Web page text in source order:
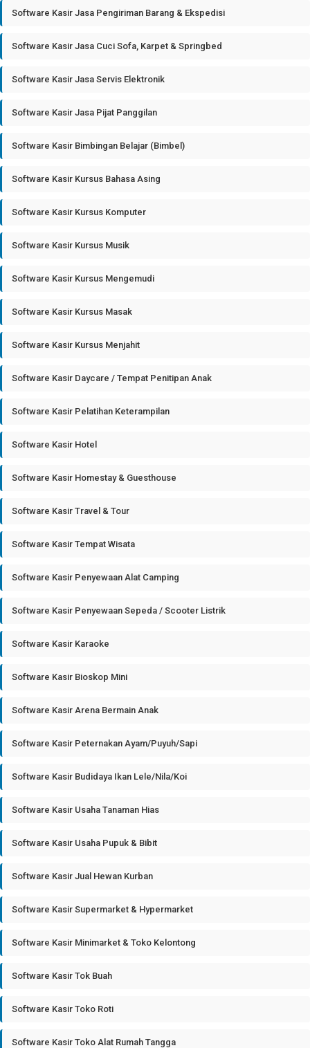
Software Kasir Jasa Pengiriman Barang & Ekspedisi
Software Kasir Jasa Cuci Sofa, Karpet & Springbed
Software Kasir Jasa Servis Elektronik
Software Kasir Jasa Pijat Panggilan
Software Kasir Bimbingan Belajar (Bimbel)
Software Kasir Kursus Bahasa Asing
Software Kasir Kursus Komputer
Software Kasir Kursus Musik
Software Kasir Kursus Mengemudi
Software Kasir Kursus Masak
Software Kasir Kursus Menjahit
Software Kasir Daycare / Tempat Penitipan Anak
Software Kasir Pelatihan Keterampilan
Software Kasir Hotel
Software Kasir Homestay & Guesthouse
Software Kasir Travel & Tour
Software Kasir Tempat Wisata
Software Kasir Penyewaan Alat Camping
Software Kasir Penyewaan Sepeda / Scooter Listrik
Software Kasir Karaoke
Software Kasir Bioskop Mini
Software Kasir Arena Bermain Anak
Software Kasir Peternakan Ayam/Puyuh/Sapi
Software Kasir Budidaya Ikan Lele/Nila/Koi
Software Kasir Usaha Tanaman Hias
Software Kasir Usaha Pupuk & Bibit
Software Kasir Jual Hewan Kurban
Software Kasir Supermarket & Hypermarket
Software Kasir Minimarket & Toko Kelontong
Software Kasir Tok Buah
Software Kasir Toko Roti
Software Kasir Toko Alat Rumah Tangga